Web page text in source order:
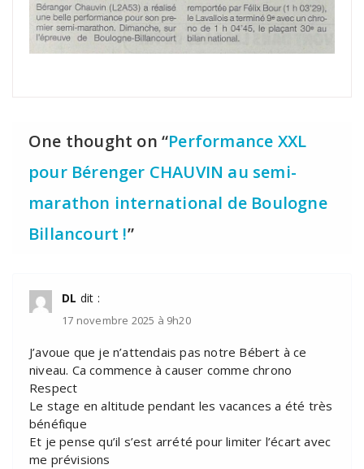
One thought on “Performance XXL
pour Bérenger CHAUVIN au semi-
marathon international de Boulogne
Billancourt !”
DL dit :
17 novembre 2025 à 9h20
J’avoue que je n’attendais pas notre Bébert à ce
niveau. Ca commence à causer comme chrono
Respect
Le stage en altitude pendant les vacances a été très
bénéfique
Et je pense qu’il s’est arrété pour limiter l’écart avec
me prévisions